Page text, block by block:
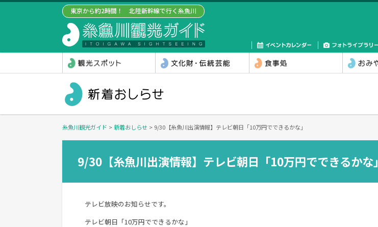
東京から約2時間！ 北陸新幹線で行く糸魚川
糸魚川観光ガイド >新着おしらせ > 9/30【糸魚川出演情報】テレビ朝日「10万円でできるかな」
9/30【糸魚川出演情報】テレビ朝日「10万円でできるかな」
テレビ放映のお知らせです。
テレビ朝日「10万円でできるかな」